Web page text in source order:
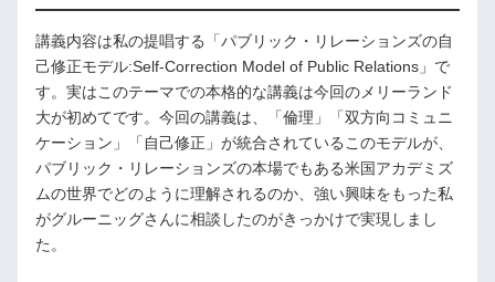
講義内容は私の提唱する「パブリック・リレーションズの自
己修正モデル:Self-Correction Model of Public Relations」で
す。実はこのテーマでの本格的な講義は今回のメリーランド
大が初めてです。今回の講義は、「倫理」「双方向コミュニ
ケーション」「自己修正」が統合されているこのモデルが、
パブリック・リレーションズの本場でもある米国アカデミズ
ムの世界でどのように理解されるのか、強い興味をもった私
がグルーニッグさんに相談したのがきっかけで実現しまし
た。